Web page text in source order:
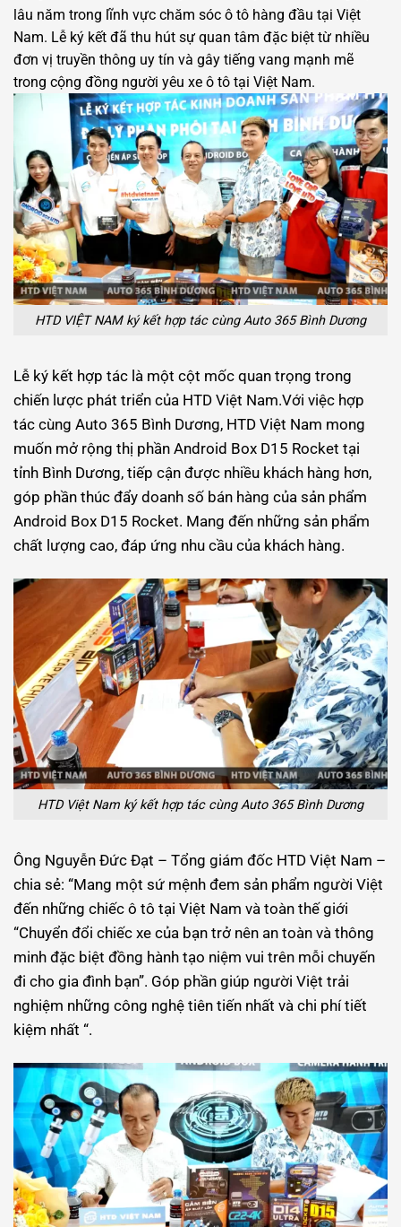
lâu năm trong lĩnh vực chăm sóc ô tô hàng đầu tại Việt
Nam. Lễ ký kết đã thu hút sự quan tâm đặc biệt từ nhiều
đơn vị truyền thông uy tín và gây tiếng vang mạnh mẽ
trong cộng đồng người yêu xe ô tô tại Việt Nam.
HTD VIỆT NAM ký kết hợp tác cùng Auto 365 Bình Dương
Lễ ký kết hợp tác là một cột mốc quan trọng trong
chiến lược phát triển của HTD Việt Nam.Với việc hợp
tác cùng Auto 365 Bình Dương, HTD Việt Nam mong
muốn mở rộng thị phần Android Box D15 Rocket tại
tỉnh Bình Dương, tiếp cận được nhiều khách hàng hơn,
góp phần thúc đẩy doanh số bán hàng của sản phẩm
Android Box D15 Rocket. Mang đến những sản phẩm
chất lượng cao, đáp ứng nhu cầu của khách hàng.
HTD Việt Nam ký kết hợp tác cùng Auto 365 Bình Dương
Ông Nguyễn Đức Đạt – Tổng giám đốc HTD Việt Nam –
chia sẻ: “Mang một sứ mệnh đem sản phẩm người Việt
đến những chiếc ô tô tại Việt Nam và toàn thế giới
“Chuyển đổi chiếc xe của bạn trở nên an toàn và thông
minh đặc biệt đồng hành tạo niệm vui trên mỗi chuyến
đi cho gia đình bạn”. Góp phần giúp người Việt trải
nghiệm những công nghệ tiên tiến nhất và chi phí tiết
kiệm nhất “.